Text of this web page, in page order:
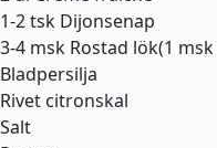
1-2 tsk Dijonsenap
3-4 msk Rostad lök(1
Bladpersilja
Rivet citronskal
Salt